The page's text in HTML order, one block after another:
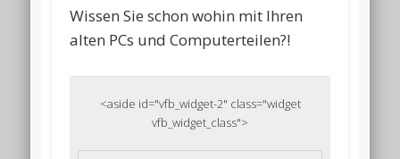
Wissen Sie schon wohin mit Ihren
alten PCs und Computerteilen?!
<aside id="vfb_widget-2" class="widget
vfb_widget_class">